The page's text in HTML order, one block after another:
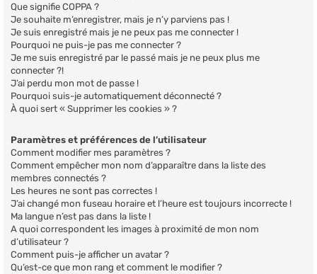
Que signifie COPPA ?
Je souhaite m’enregistrer, mais je n’y parviens pas !
Je suis enregistré mais je ne peux pas me connecter !
Pourquoi ne puis-je pas me connecter ?
Je me suis enregistré par le passé mais je ne peux plus me
connecter ?!
J’ai perdu mon mot de passe !
Pourquoi suis-je automatiquement déconnecté ?
À quoi sert « Supprimer les cookies » ?
Paramètres et préférences de l’utilisateur
Comment modifier mes paramètres ?
Comment empêcher mon nom d’apparaître dans la liste des
membres connectés ?
Les heures ne sont pas correctes !
J’ai changé mon fuseau horaire et l’heure est toujours incorrecte !
Ma langue n’est pas dans la liste !
A quoi correspondent les images à proximité de mon nom
d’utilisateur ?
Comment puis-je afficher un avatar ?
Qu’est-ce que mon rang et comment le modifier ?